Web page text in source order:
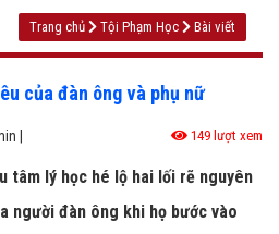
Trang chủ Tội Phạm Học Bài viết
của đàn ông và phụ nữ
149 lượt xem
tâm lý học hé lộ hai lối rẽ nguyên
người đàn ông khi họ bước vào